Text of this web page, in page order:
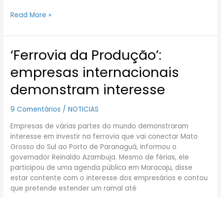
Read More »
‘Ferrovia da Produção’:
empresas internacionais
demonstram interesse
9 Comentários /NOTICIAS
Empresas de várias partes do mundo demonstraram
interesse em investir na ferrovia que vai conectar Mato
Grosso do Sul ao Porto de Paranaguá, informou o
governador Reinaldo Azambuja. Mesmo de férias, ele
participou de uma agenda pública em Maracaju, disse
estar contente com o interesse dos empresários e contou
que pretende estender um ramal até
‘Ferrovia
da
Produção’:
empresas
internacionais
interesse